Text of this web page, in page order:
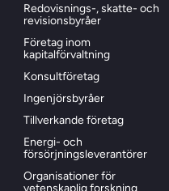
Redovisnings-, skatte- och
revisionsbyråer
Företag inom
kapitalförvaltning
Konsultföretag
Ingenjörsbyråer
Tillverkande företag
Energi- och
försörjningsleverantörer
Organisationer för
vetenskaplig forskning